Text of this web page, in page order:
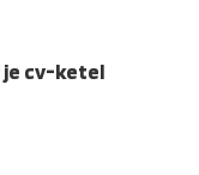
je cv-ketel